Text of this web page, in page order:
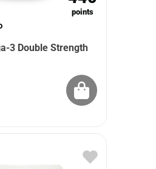
points
3 Double Strength